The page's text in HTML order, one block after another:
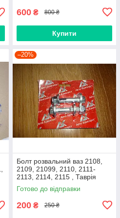
600 ₴ 800 ₴
Купити
–20%
Болт розвальний ваз 2108,
2109, 21099, 2110, 2111-
2113, 2114, 2115 , Таврія
М12х60, стойки передньої
(Авто Комплект)
Готово до відправки
200 ₴ 250 ₴